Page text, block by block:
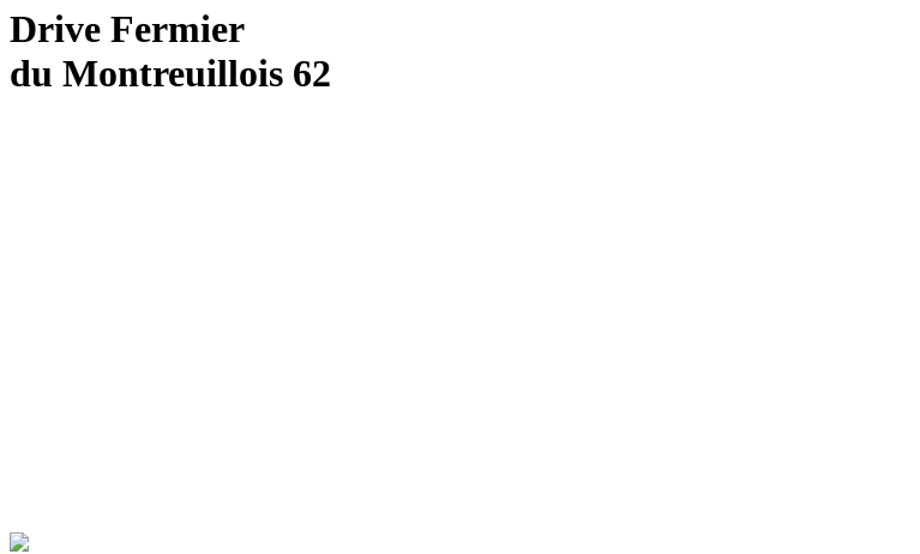
Drive Fermier
du Montreuillois 62